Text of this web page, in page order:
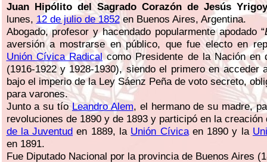
Juan Hipólito del Sagrado Corazón de Jesús
lunes, 12 de julio de 1852en Buenos Aires, Argentina.
Abogado, profesor y hacendado popularmente apodado “
aversión a mostrarse en público, que fue electo en
Unión Cívica Radicalcomo Presidente de la Nación en
(1916-1922 y 1928-1930), siendo el primero en acceder
bajo el imperio de la Ley Sáenz Peña de voto secreto,
para varones.
Junto a su tío Leandro Alem, el hermano de su madre,
revoluciones de 1890 y de 1893 y participó en la
de la Juventud en 1889, la Unión Cívicaen 1890 y la
en 1891.
Fue Diputado Nacional por la provincia de Buenos Aires